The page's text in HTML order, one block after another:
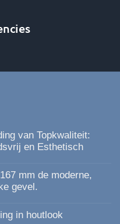
van Topkwaliteit:
en Esthetisch
mm de moderne,
gevel.
in houtlook